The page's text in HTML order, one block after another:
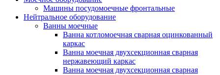
Машины посудомоечные фронтальные
Нейтральное оборудование
Ванны моечные
Ванна котломоечная сварная оцинкованный
каркас
Ванна моечная двухсекционная сварная
нержавеющий каркас
Ванна моечная двухсекционная сварная